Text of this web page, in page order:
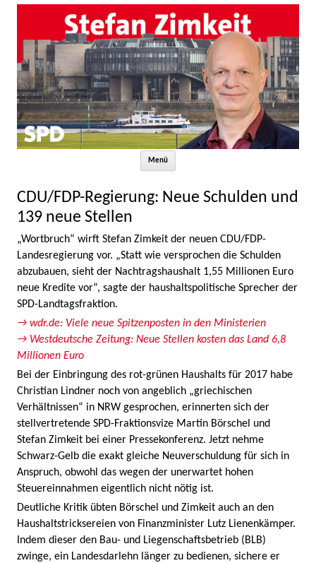
Menü
CDU/FDP-Regierung: Neue Schulden und
139 neue Stellen
„Wortbruch“ wirft Stefan Zimkeit der neuen CDU/FDP-
Landesregierung vor. „Statt wie versprochen die Schulden
abzubauen, sieht der Nachtragshaushalt 1,55 Millionen Euro
neue Kredite vor“, sagte der haushaltspolitische Sprecher der
SPD-Landtagsfraktion.
→ wdr.de: Viele neue Spitzenposten in den Ministerien
→ Westdeutsche Zeitung: Neue Stellen kosten das Land 6,8
Millionen Euro
Bei der Einbringung des rot-grünen Haushalts für 2017 habe
Christian Lindner noch von angeblich „griechischen
Verhältnissen“ in NRW gesprochen, erinnerten sich der
stellvertretende SPD-Fraktionsvize Martin Börschel und
Stefan Zimkeit bei einer Pressekonferenz. Jetzt nehme
Schwarz-Gelb die exakt gleiche Neuverschuldung für sich in
Anspruch, obwohl das wegen der unerwartet hohen
Steuereinnahmen eigentlich nicht nötig ist.
Deutliche Kritik übten Börschel und Zimkeit auch an den
Haushaltstricksereien von Finanzminister Lutz Lienenkämper.
Indem dieser den Bau- und Liegenschaftsbetrieb (BLB)
zwinge, ein Landesdarlehn länger zu bedienen, sichere er